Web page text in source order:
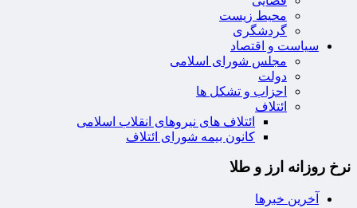
محیط زیست
گردشگری
سیاست و اقتصاد
مجلس شورای اسلامی
دولت
احزاب و تشکل ها
ائتلاف
ائتلاف های نیروهای انقلاب اسلامی
کانون بیمه شورای ائتلاف
نرخ روزانه ارز و طلا
آخرین خبرها